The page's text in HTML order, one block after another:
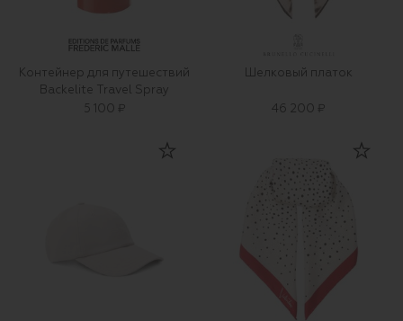
Контейнер для путешествий
Backelite Travel Spray
5 100 ₽
Шелковый платок
46 200 ₽